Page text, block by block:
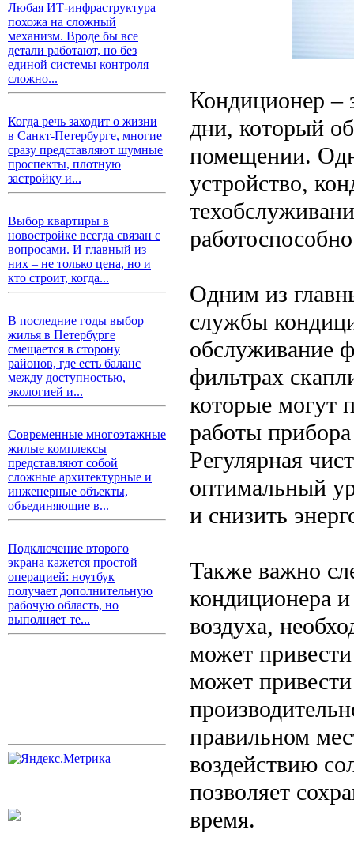
Любая ИТ-инфраструктура
похожа на сложный
механизм. Вроде бы все
детали работают, но без
единой системы контроля
сложно...
Когда речь заходит о жизни
в Санкт-Петербурге, многие
сразу представляют шумные
проспекты, плотную
застройку и...
Выбор квартиры в
новостройке всегда связан с
вопросами. И главный из
них – не только цена, но и
кто строит, когда...
В последние годы выбор
жилья в Петербурге
смещается в сторону
районов, где есть баланс
между доступностью,
экологией и...
Современные многоэтажные
жилые комплексы
представляют собой
сложные архитектурные и
инженерные объекты,
объединяющие в...
Подключение второго
экрана кажется простой
операцией: ноутбук
получает дополнительную
рабочую область, но
выполняет те...
Кондиционер –
дни, который
помещении.
устройство,
Одним из
службы
обслуживание
фильтрах
которые могут
работы
Регулярная
оптимальный
и снизить
Также важно
кондиционера и
воздуха,
может
может
правильном
воздействию
позволяет
время.